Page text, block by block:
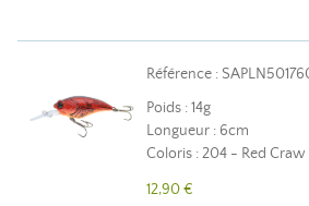
Référence :
Poids : 14g
Longueur : 6cm
Coloris : 204 - Red Craw
12,90 €